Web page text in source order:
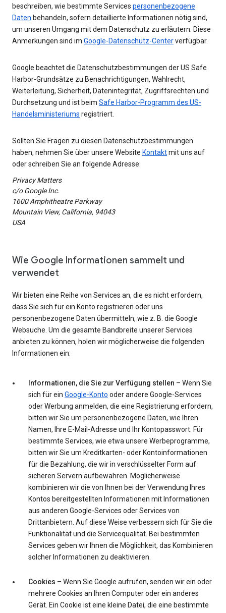
beschreiben, wie bestimmte Services personenbezogene
Daten behandeln, sofern detaillierte Informationen nötig sind,
um unseren Umgang mit dem Datenschutz zu erläutern. Diese
Anmerkungen sind im Google-Datenschutz-Centerverfügbar.
Google beachtet die Datenschutzbestimmungen der US Safe
Harbor-Grundsätze zu Benachrichtigungen, Wahlrecht,
Weiterleitung, Sicherheit, Datenintegrität, Zugriffsrechten und
Durchsetzung und ist beim Safe Harbor-Programm des US-
Handelsministeriums registriert.
Sollten Sie Fragen zu diesen Datenschutzbestimmungen
haben, nehmen Sie über unsere Website Kontaktmit uns auf
oder schreiben Sie an folgende Adresse:
Privacy Matters
c/o Google Inc.
1600 Amphitheatre Parkway
Mountain View, California, 94043
USA
Wie Google Informationen sammelt und
verwendet
Wir bieten eine Reihe von Services an, die es nicht erfordern,
dass Sie sich für ein Konto registrieren oder uns
personenbezogene Daten übermitteln, wie z. B. die Google
Websuche. Um die gesamte Bandbreite unserer Services
anbieten zu können, holen wir möglicherweise die folgenden
Informationen ein:
Informationen, die Sie zur Verfügung stellen – Wenn Sie
sich für ein Google-Konto oder andere Google-Services
oder Werbung anmelden, die eine Registrierung erfordern,
bitten wir Sie um personenbezogene Daten, wie Ihren
Namen, Ihre E-Mail-Adresse und Ihr Kontopasswort. Für
bestimmte Services, wie etwa unsere Werbeprogramme,
bitten wir Sie um Kreditkarten- oder Kontoinformationen
für die Bezahlung, die wir in verschlüsselter Form auf
sicheren Servern aufbewahren. Möglicherweise
kombinieren wir die von Ihnen bei der Verwendung Ihres
Kontos bereitgestellten Informationen mit Informationen
aus anderen Google-Services oder Services von
Drittanbietern. Auf diese Weise verbessern sich für Sie die
Funktionalität und die Servicequalität. Bei bestimmten
Services geben wir Ihnen die Möglichkeit, das Kombinieren
solcher Informationen zu deaktivieren.
Cookies – Wenn Sie Google aufrufen, senden wir ein oder
mehrere Cookies an Ihren Computer oder ein anderes
Gerät. Ein Cookie ist eine kleine Datei, die eine bestimmte